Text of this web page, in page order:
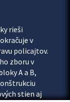
rieši
v
policajtov.
zboru v
A a B,
stien aj